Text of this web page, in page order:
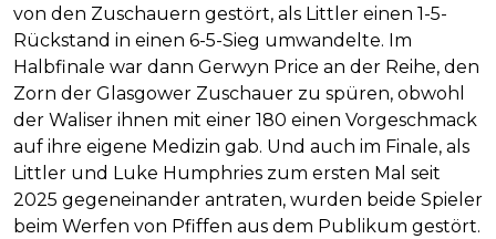
von den Zuschauern gestört, als Littler einen 1-5-
Rückstand in einen 6-5-Sieg umwandelte. Im
Halbfinale war dann Gerwyn Price an der Reihe, den
Zorn der Glasgower Zuschauer zu spüren, obwohl
der Waliser ihnen mit einer 180 einen Vorgeschmack
auf ihre eigene Medizin gab. Und auch im Finale, als
Littler und Luke Humphries zum ersten Mal seit
2025 gegeneinander antraten, wurden beide Spieler
beim Werfen von Pfiffen aus dem Publikum gestört.